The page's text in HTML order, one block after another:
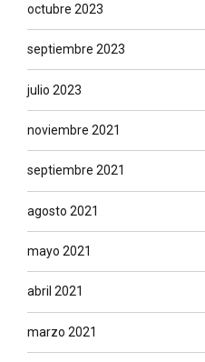
octubre 2023
septiembre 2023
julio 2023
noviembre 2021
septiembre 2021
agosto 2021
mayo 2021
abril 2021
marzo 2021